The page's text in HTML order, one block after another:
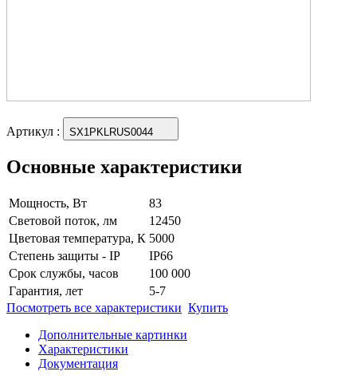
Артикул : SX1PKLRUS0044
Основные характеристики
Мощность, Вт
83
Световой поток, лм
12450
Цветовая температура, К 5000
Степень защиты - IP
IP66
Срок службы, часов
100 000
Гарантия, лет
5-7
Посмотреть все характеристики Купить
Дополнительные картинки
Характеристики
Документация